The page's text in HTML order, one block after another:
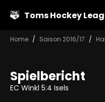
Toms Hockey
Home Saison 2016/17
Spielbericht
EC Winkl 5:4 Isels